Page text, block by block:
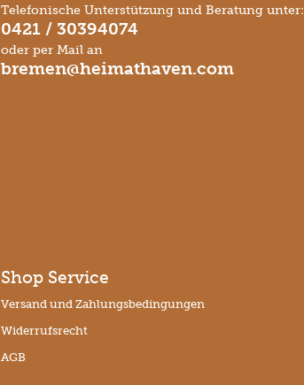
Telefonische Unterstützung und Beratung unter:
0421 / 30394074
oder per Mail an
bremen@heimathaven.com
Shop Service
Versand und Zahlungsbedingungen
Widerrufsrecht
AGB